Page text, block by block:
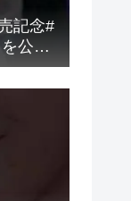
記念#
公開